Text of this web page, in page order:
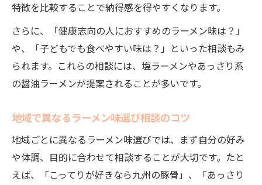
特徴を比較することで納得感を得やすくなります。
さらに、「健康志向の人におすすめのラーメン味は？」
や、「子どもでも食べやすい味は？」といった相談もみ
られます。これらの相談には、塩ラーメンやあっさり系
の醤油ラーメンが提案されることが多いです。
地域で異なるラーメン味選び相談のコツ
地域ごとに異なるラーメン味選びでは、まず自分の好み
や体調、目的に合わせて相談することが大切です。たと
えば、「こってりが好きなら九州の豚骨」、「あっさり